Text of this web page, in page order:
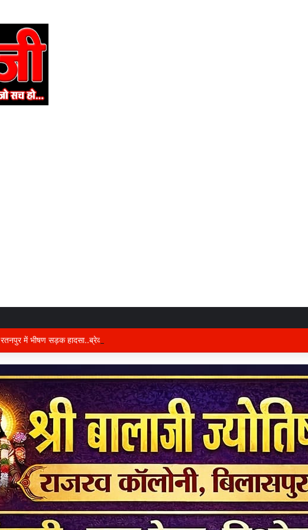
रतनपुर में भीषण सड़क हादसा..ब्रेकडाउन ट्रेलर से पीछे आ रही दो ट्रेलरें टकराईं….. चालक कैबिन में